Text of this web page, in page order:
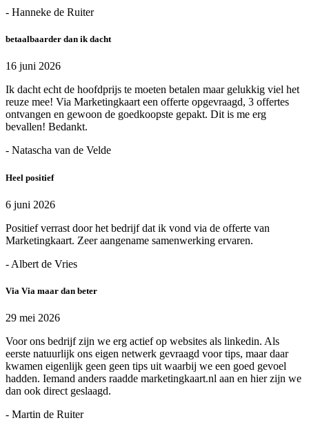
- Hanneke de Ruiter
betaalbaarder dan ik dacht
16 juni 2026
Ik dacht echt de hoofdprijs te moeten betalen maar gelukkig viel het
reuze mee! Via Marketingkaart een offerte opgevraagd, 3 offertes
ontvangen en gewoon de goedkoopste gepakt. Dit is me erg
bevallen! Bedankt.
- Natascha van de Velde
Heel positief
6 juni 2026
Positief verrast door het bedrijf dat ik vond via de offerte van
Marketingkaart. Zeer aangename samenwerking ervaren.
- Albert de Vries
Via Via maar dan beter
29 mei 2026
Voor ons bedrijf zijn we erg actief op websites als linkedin. Als
eerste natuurlijk ons eigen netwerk gevraagd voor tips, maar daar
kwamen eigenlijk geen geen tips uit waarbij we een goed gevoel
hadden. Iemand anders raadde marketingkaart.nl aan en hier zijn we
dan ook direct geslaagd.
- Martin de Ruiter